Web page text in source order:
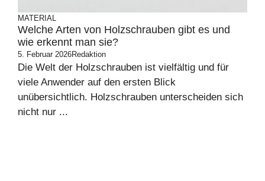
MATERIAL
Welche Arten von Holzschrauben gibt es und
wie erkennt man sie?
5. Februar 2026Redaktion
Die Welt der Holzschrauben ist vielfältig und für
viele Anwender auf den ersten Blick
unübersichtlich. Holzschrauben unterscheiden sich
nicht nur ...